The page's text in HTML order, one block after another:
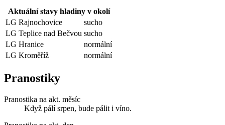
Aktuální stavy hladiny v okolí
LG Rajnochovice
sucho
LG Teplice nad Bečvou sucho
LG Hranice
normální
LG Kroměříž
normální
Pranostiky
Pranostika na akt. měsíc
Když pálí srpen, bude pálit i víno.